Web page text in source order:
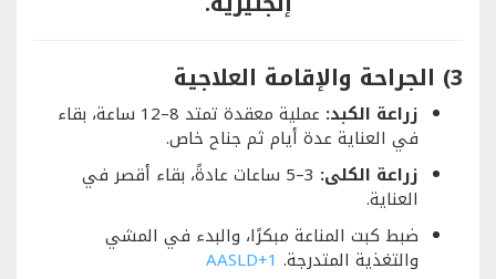
3) الجراحة والإقامة العلاجية
زراعة الكبد: عملية معقدة تمتد 8–12 ساعة، بقاء
في العناية عدة أيام ثم جناح خاص.
زراعة الكلى:
3–5 ساعات عادةً، بقاء أقصر في
العناية.
ضبط كبت المناعة مبكرًا، والبدء في المشي
والتغذية المتدرجة. AASLD+1